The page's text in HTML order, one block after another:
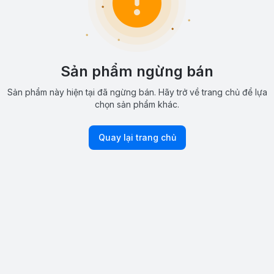
Sản phẩm ngừng bán
Sản phẩm này hiện tại đã ngừng bán. Hãy trở về trang chủ để lựa
chọn sản phẩm khác.
Quay lại trang chủ